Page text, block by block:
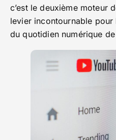
c’est le deuxième moteur
levier incontournable
du quotidien numérique